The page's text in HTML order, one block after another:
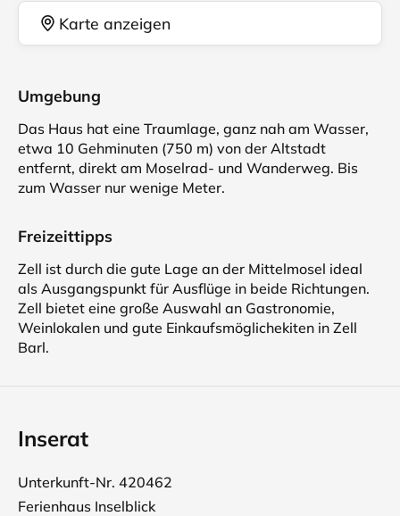
Karte anzeigen
Umgebung
Das Haus hat eine Traumlage, ganz nah am Wasser,
etwa 10 Gehminuten (750 m) von der Altstadt
entfernt, direkt am Moselrad- und Wanderweg. Bis
zum Wasser nur wenige Meter.
Freizeittipps
Zell ist durch die gute Lage an der Mittelmosel ideal
als Ausgangspunkt für Ausflüge in beide Richtungen.
Zell bietet eine große Auswahl an Gastronomie,
Weinlokalen und gute Einkaufsmöglichekiten in Zell
Barl.
Inserat
Unterkunft-Nr. 420462
Ferienhaus Inselblick